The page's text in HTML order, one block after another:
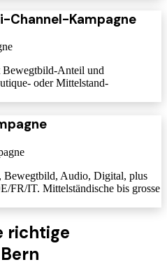
Kampagne
Bewegtbild-Anteil und
oder Mittelstand-
Audio, Digital, plus
FR/IT. Mittelständische bis grosse
richtige